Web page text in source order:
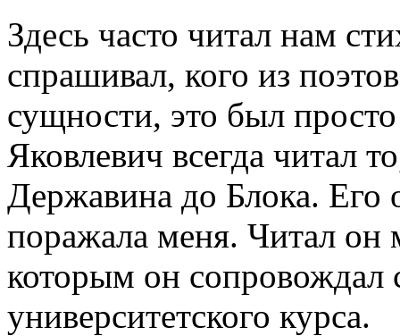
Здесь часто читал нам
спрашивал, кого из
сущности, это был
Яковлевич всегда читал
Державина до Блока. Его
поражала меня. Читал он
которым он сопровождал
университетского курса.